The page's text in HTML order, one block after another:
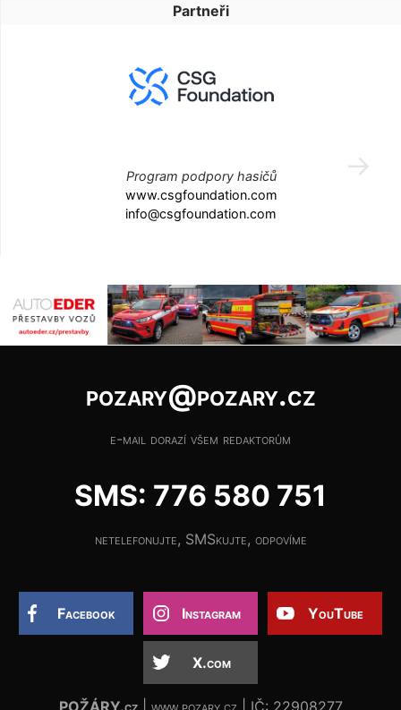
Partneři
Program podpory hasičů
www.csgfoundation.com
info@csgfoundation.com
pozary@pozary.cz
e-mail dorazí všem redaktorům
SMS: 776 580 751
netelefonujte, SMSkujte, odpovíme
Facebook Instagram YouTube
X.com
POŽÁRY.cz| www.pozary.cz | IČ: 22908277